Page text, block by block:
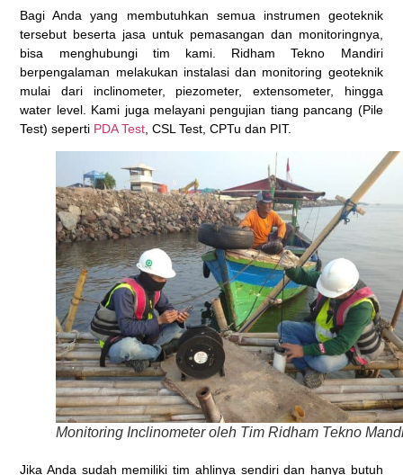
Bagi Anda yang membutuhkan semua instrumen geoteknik
tersebut beserta jasa untuk pemasangan dan monitoringnya,
bisa menghubungi tim kami. Ridham Tekno Mandiri
berpengalaman melakukan instalasi dan monitoring geoteknik
mulai dari inclinometer, piezometer, extensometer, hingga
water level. Kami juga melayani pengujian tiang pancang (Pile
Test) seperti PDA Test , CSL Test, CPTu dan PIT.
Monitoring Inclinometer oleh Tim Ridham Tekno
Jika Anda sudah memiliki tim ahlinya sendiri dan hanya butuh